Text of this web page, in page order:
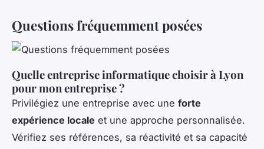
Questions fréquemment posées
Quelle entreprise informatique choisir à Lyon
pour mon entreprise ?
Privilégiez une entreprise avec une forte
expérience locale et une approche personnalisée.
Vérifiez ses références, sa réactivité et sa capacité